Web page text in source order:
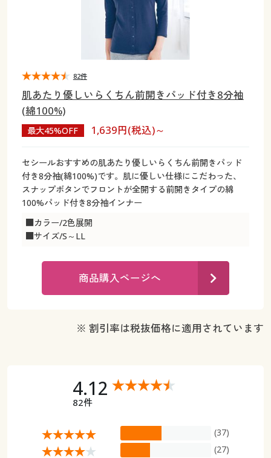
カーテン・ラグ・ファブリック
ジュニア・ティーンズ下着
大きいサイズ通販すべて
大きいサイズ レディース服
大きいサイズ レディース下着
大きいサイズ メンズ
大きいサイズ 事務・制服
シークレットセール
商品カテゴリ一覧
カタログ
デジタルカタログ
会員メニュー
ご利用ガイド
よくある質問とお問い合わせ
ジュニア・ティーンズ下着
大きいサイズ レディース服
大きいサイズ レディース下着
大きいサイズ メンズ
大きいサイズ 事務・制服
カタログ
カタログ・チラシからのご注文
デジタルカタログ
カタログ無料プレゼント
会員メニュー
マイページ
閲覧履歴
お気に入り
よくある質問とお問い合わせ
肌あたり優しいらくちん前開きパッド付き8分袖
(綿100%)
最大45%OFF 1,639円(税込)～
セシールおすすめの肌あたり優しいらくちん前開きパッド
付き8分袖(綿100%)です。肌に優しい仕様にこだわった、
スナップボタンでフロントが全開する前開きタイプの綿
100%パッド付き8分袖インナー
■カラー/2色展開
■サイズ/S～LL
82件
商品購入ページへ
※ 割引率は税抜価格に適用されています
4.12
82件
(37)
(27)